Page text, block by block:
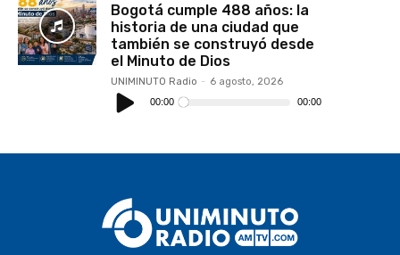
Bogotá cumple 488 años: la
historia de una ciudad que
también se construyó desde
el Minuto de Dios
UNIMINUTO Radio - 6 agosto, 2026
Reproductor
de
audio
00:00 00:00